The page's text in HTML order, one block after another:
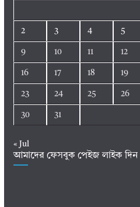
2 3 4 5
9 10 11 12
16 17 18 19
23 24 25 26
30 31
« Jul
আমাদের ফেসবুক পেইজ লাইক দিন